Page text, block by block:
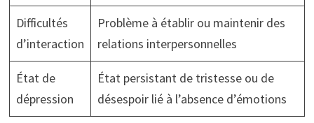
Difficultés
d’interaction
Problème à établir ou maintenir des
relations interpersonnelles
État de
dépression
État persistant de tristesse ou de
désespoir lié à l’absence d’émotions